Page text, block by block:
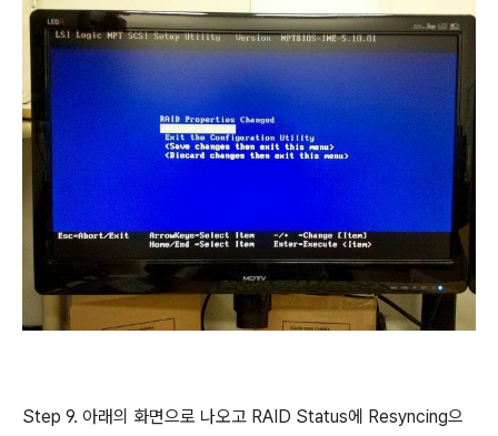
Step 9. 아래의 화면으로 나오고 RAID Status에 Resyncing으